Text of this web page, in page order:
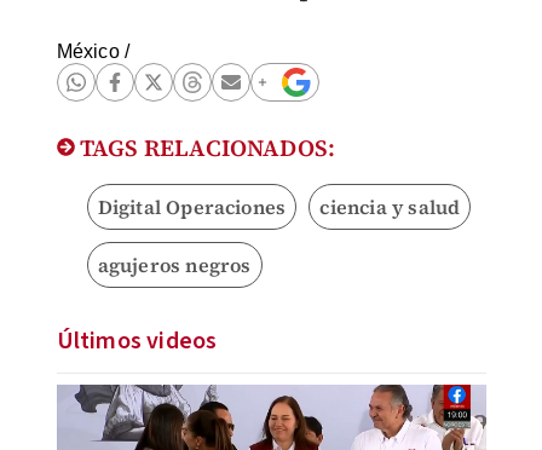
México/
TAGS RELACIONADOS:
Digital Operaciones ciencia y salud
agujeros negros
Últimos videos